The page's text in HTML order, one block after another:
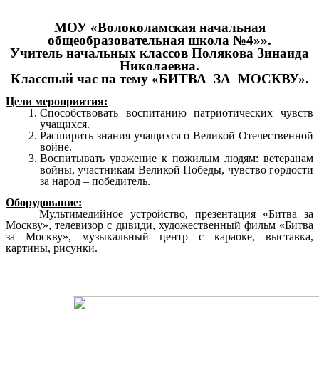
МОУ «Волоколамская начальная
общеобразовательная школа №4»».
Учитель начальных классов Полякова Зинаида
Николаевна.
Классный час на тему «БИТВА ЗА МОСКВУ».
Цели мероприятия:
Способствовать воспитанию патриотических чувств
учащихся.
Расширить знания учащихся о Великой Отечественной
войне.
Воспитывать уважение к пожилым людям: ветеранам
войны, участникам Великой Победы, чувство гордости
за народ – победитель.
Оборудование:
Мультимедийное устройство, презентация «Битва за
Москву», телевизор с дивиди, художественный фильм «Битва
за Москву», музыкальный центр с караоке, выставка,
картины, рисунки.